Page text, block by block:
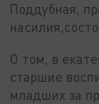
Поддубная,
О том, в
старшие
младших за